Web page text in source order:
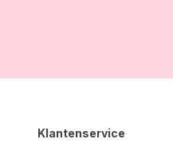
Klantenservice